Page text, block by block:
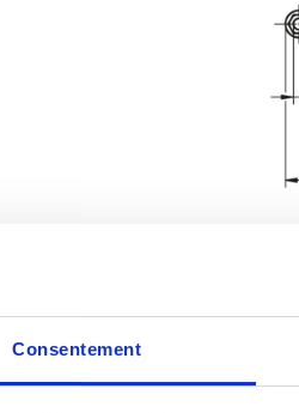
Consentement